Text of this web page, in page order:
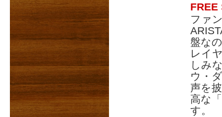
FREE
ファ
盤な
レイ
しみ
ウ・
声を
高な
す。